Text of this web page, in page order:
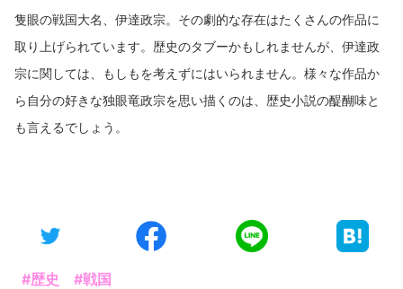
隻眼の戦国大名、伊達政宗。その劇的な存在はたくさんの作品に
取り上げられています。歴史のタブーかもしれませんが、伊達政
宗に関しては、もしもを考えずにはいられません。様々な作品か
ら自分の好きな独眼竜政宗を思い描くのは、歴史小説の醍醐味と
も言えるでしょう。
#歴史 #戦国